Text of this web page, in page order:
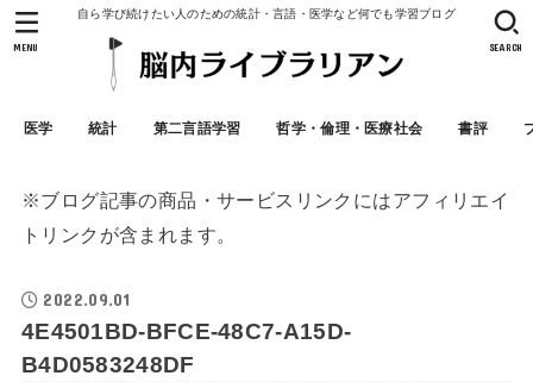
自ら学び続けたい人のための統計・言語・医学など何でも学習ブログ
医学 統計 第二言語学習 哲学・倫理・医療社会 書評
SEARCH
MENU
※ブログ記事の商品・サービスリンクにはアフィリエイ
トリンクが含まれます。
2022.09.01
4E4501BD-BFCE-48C7-A15D-
B4D0583248DF